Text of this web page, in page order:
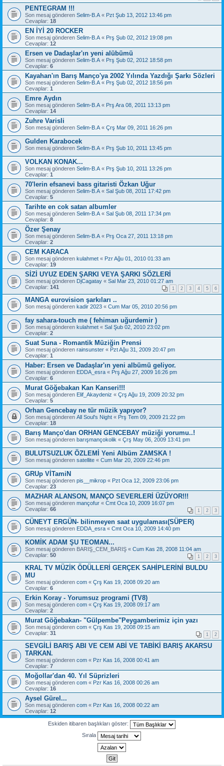
PENTEGRAM !!!
Son mesaj gönderen Selim-B.A « Pzt Şub 13, 2012 13:46 pm
Cevaplar: 18
EN İYİ 20 ROCKER
Son mesaj gönderen Selim-B.A « Prş Şub 02, 2012 19:08 pm
Cevaplar: 12
Ersen ve Dadaşlar'ın yeni alübümü
Son mesaj gönderen Selim-B.A « Prş Şub 02, 2012 18:58 pm
Cevaplar: 6
Kayahan'ın Barış Manço'ya 2002 Yılında Yazdığı Şarkı Sözleri
Son mesaj gönderen Selim-B.A « Prş Şub 02, 2012 18:56 pm
Cevaplar: 1
Emre Aydın
Son mesaj gönderen Selim-B.A « Prş Ara 08, 2011 13:13 pm
Cevaplar: 14
Zuhre Varisli
Son mesaj gönderen Selim-B.A « Çrş Mar 09, 2011 16:26 pm
Gulden Karabocek
Son mesaj gönderen Selim-B.A « Prş Şub 10, 2011 13:45 pm
VOLKAN KONAK...
Son mesaj gönderen Selim-B.A « Prş Şub 10, 2011 13:26 pm
Cevaplar: 1
70'lerin efsanevi bass gitaristi Özkan Uğur
Son mesaj gönderen Selim-B.A « Sal Şub 08, 2011 17:42 pm
Cevaplar: 5
Tarihte en cok satan albumler
Son mesaj gönderen Selim-B.A « Sal Şub 08, 2011 17:34 pm
Cevaplar: 8
Özer Şenay
Son mesaj gönderen Selim-B.A « Prş Oca 27, 2011 13:18 pm
Cevaplar: 2
CEM KARACA
Son mesaj gönderen kulahmet « Pzr Ağu 01, 2010 01:33 am
Cevaplar: 19
SİZİ UYUZ EDEN ŞARKI VEYA ŞARKI SÖZLERİ
Son mesaj gönderen DjCagatay « Sal Mar 23, 2010 01:27 am
Cevaplar: 141 1 2 3 4 5 6
MANGA eurovision şarkıları ..
Son mesaj gönderen kadir 2023 « Cum Mar 05, 2010 20:56 pm
fay sahara-touch me ( fehiman uğurdemir )
Son mesaj gönderen kulahmet « Sal Şub 02, 2010 23:02 pm
Cevaplar: 2
Suat Suna - Romantik Müziğin Prensi
Son mesaj gönderen rainsunster « Pzt Ağu 31, 2009 20:47 pm
Cevaplar: 1
Haber: Ersen ve Dadaşlar'ın yeni albümü geliyor.
Son mesaj gönderen EDDA_esra « Prş Ağu 27, 2009 16:26 pm
Cevaplar: 6
Murat Göğebakan Kan Kanseri!!!
Son mesaj gönderen Elif_Akaydeniz « Çrş Ağu 19, 2009 20:32 pm
Cevaplar: 5
Orhan Gencebay ne tür müzik yapıyor?
Son mesaj gönderen All Soul's Night « Prş Tem 09, 2009 21:22 pm
Cevaplar: 18
Barış Manço'dan ORHAN GENCEBAY müziği yorumu..!
Son mesaj gönderen barışmançokolik « Çrş May 06, 2009 13:41 pm
BULUTSUZLUK ÖZLEMİ Yeni Albüm ZAMSKA !
Son mesaj gönderen satellite « Cum Mar 20, 2009 22:46 pm
GRUp VİTamiN
Son mesaj gönderen pis__mikrop « Pzt Oca 12, 2009 23:06 pm
Cevaplar: 23
MAZHAR ALANSON, MANÇO SEVERLERİ ÜZÜYOR!!!
Son mesaj gönderen mançofur « Cmt Oca 10, 2009 16:07 pm
Cevaplar: 66 1 2 3
CÜNEYT ERGÜN- bilinmeyen saat uygulaması(SÜPER)
Son mesaj gönderen EDDA_esra « Cmt Oca 10, 2009 14:40 pm
KOMİK ADAM ŞU TEOMAN...
Son mesaj gönderen BARIŞ_CEM_BARIŞ « Cum Kas 28, 2008 11:04 am
Cevaplar: 50 1 2 3
KRAL TV MÜZİK ÖDÜLLERİ GERÇEK SAHİPLERİNİ BULDU
MU
Son mesaj gönderen com « Çrş Kas 19, 2008 09:20 am
Cevaplar: 6
Erkin Koray - Yorumsuz programi (TV8)
Son mesaj gönderen com « Çrş Kas 19, 2008 09:17 am
Cevaplar: 2
Murat Göğebakan- "Gülpembe"Peygamberimiz için yazı
Son mesaj gönderen com « Çrş Kas 19, 2008 09:15 am
Cevaplar: 31 1 2
SEVGİLİ BARIŞ ABI VE CEM ABİ VE TABİKİ BARIŞ AKARSU
TARKAN.
Son mesaj gönderen com « Pzr Kas 16, 2008 00:41 am
Cevaplar: 7
Moğollar'dan 40. Yıl Süprizleri
Son mesaj gönderen com « Pzr Kas 16, 2008 00:26 am
Cevaplar: 16
Aysel Gürel...
Son mesaj gönderen com « Pzr Kas 16, 2008 00:22 am
Cevaplar: 12
Eskiden itibaren başlıkları göster:
Sırala